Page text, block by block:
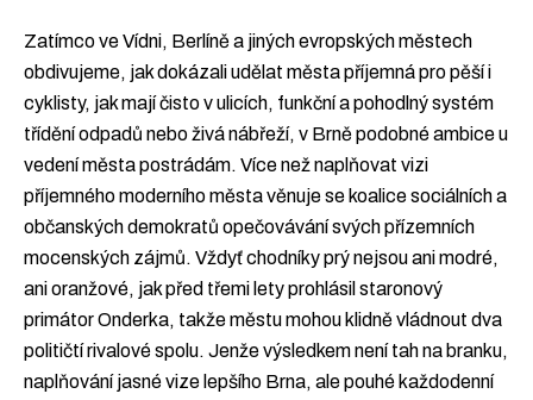
Zatímco ve Vídni, Berlíně a jiných evropských městech
obdivujeme, jak dokázali udělat města příjemná pro pěší i
cyklisty, jak mají čisto v ulicích, funkční a pohodlný systém
třídění odpadů nebo živá nábřeží, v Brně podobné ambice u
vedení města postrádám. Více než naplňovat vizi
příjemného moderního města věnuje se koalice sociálních a
občanských demokratů opečovávání svých přízemních
mocenských zájmů. Vždyť chodníky prý nejsou ani modré,
ani oranžové, jak před třemi lety prohlásil staronový
primátor Onderka, takže městu mohou klidně vládnout dva
političtí rivalové spolu. Jenže výsledkem není tah na branku,
naplňování jasné vize lepšího Brna, ale pouhé každodenní